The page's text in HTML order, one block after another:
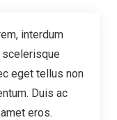
interdum
scelerisque
eget tellus non
Duis ac
eros.